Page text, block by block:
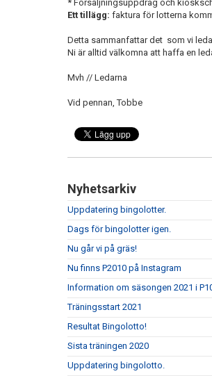
* Försäljningsuppdrag och
Ett tillägg: faktura för lotterna
Detta sammanfattar det som vi
Ni är alltid välkomna att haffa en
Mvh // Ledarna
Vid pennan, Tobbe
Nyhetsarkiv
Uppdatering bingolotter.
Dags för bingolotter igen.
Nu går vi på gräs!
Nu finns P2010 på Instagram
Information om säsongen 2021 i
Träningsstart 2021
Resultat Bingolotto!
Sista träningen 2020
Uppdatering bingolotto.